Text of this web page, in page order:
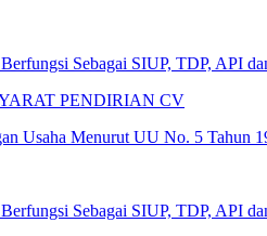
Sebagai SIUP, TDP, API
PENDIRIAN CV
Usaha Menurut UU No. 5 Tahun
Sebagai SIUP, TDP, API